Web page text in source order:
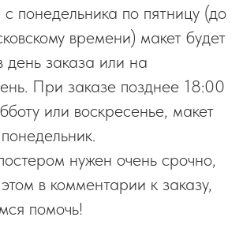
понедельника по пятницу (до
времени) макет будет
день заказа или на
При заказе позднее 18:00
или воскресенье, макет
нужен очень срочно,
в комментарии к заказу,
помочь!